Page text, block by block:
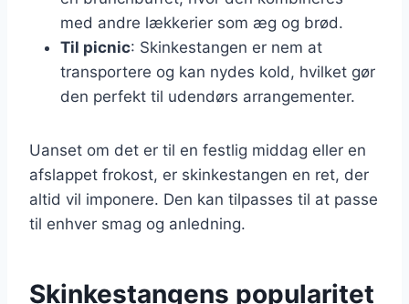
med andre lækkerier som æg og brød.
Til picnic: Skinkestangen er nem at
transportere og kan nydes kold, hvilket gør
den perfekt til udendørs arrangementer.
Uanset om det er til en festlig middag eller en
afslappet frokost, er skinkestangen en ret, der
altid vil imponere. Den kan tilpasses til at passe
til enhver smag og anledning.
Skinkestangens popularitet